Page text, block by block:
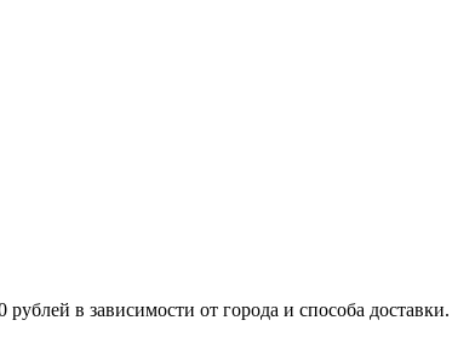
в зависимости от города и способа доставки.